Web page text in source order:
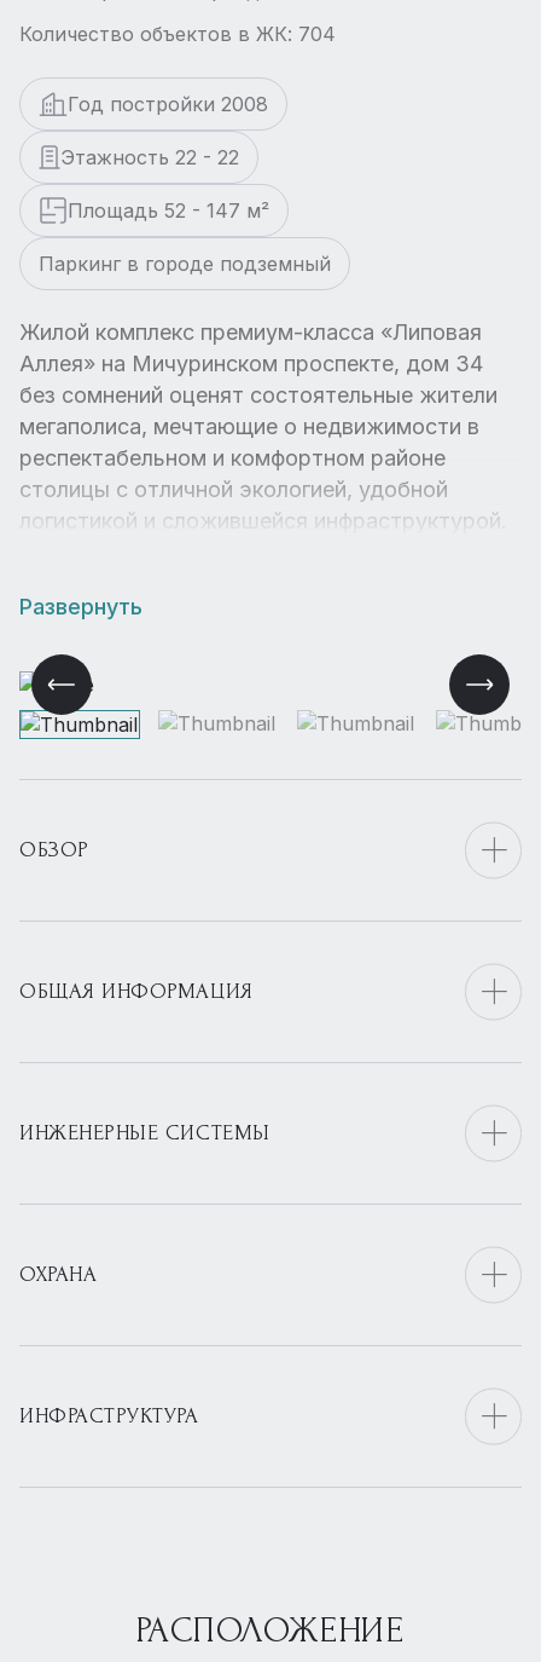
Количество объектов в ЖК: 704
Год постройки 2008
Этажность 22 - 22
Площадь 52 - 147 м²
Паркинг в городе подземный
Жилой комплекс премиум-класса «Липовая
Аллея» на Мичуринском проспекте, дом 34
без сомнений оценят состоятельные жители
мегаполиса, мечтающие о недвижимости в
респектабельном и комфортном районе
столицы с отличной экологией, удобной
логистикой и сложившейся инфраструктурой.
Развернуть
ОБЗОР
ОБЩАЯ ИНФОРМАЦИЯ
ИНЖЕНЕРНЫЕ СИСТЕМЫ
ОХРАНА
ИНФРАСТРУКТУРА
РАСПОЛОЖЕНИЕ